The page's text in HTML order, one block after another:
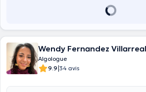
Wendy Fernandez Villarreal
Algologue
9.9|34 avis